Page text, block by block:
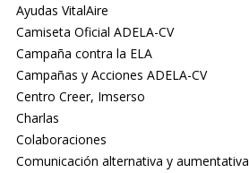
Ayudas VitalAire
Camiseta Oficial ADELA-CV
Campaña contra la ELA
Campañas y Acciones ADELA-CV
Centro Creer, Imserso
Charlas
Colaboraciones
Comunicación alternativa y aumentativa